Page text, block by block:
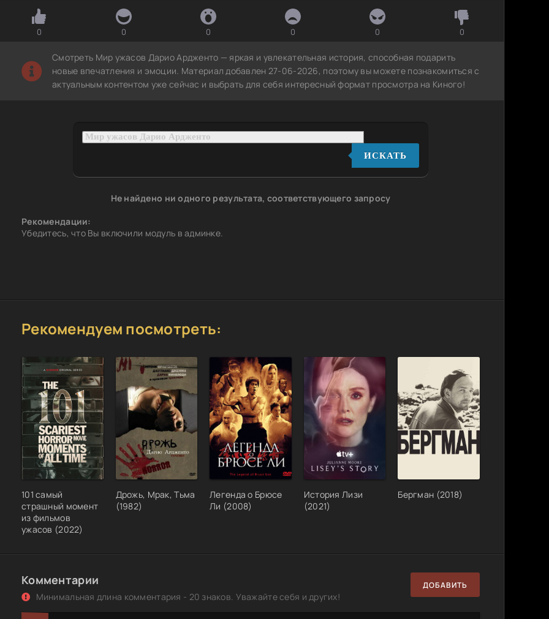
0 0 0 0 0 0
Смотреть Мир ужасов Дарио Ардженто — яркая и увлекательная история, способная подарить
новые впечатления и эмоции. Материал добавлен 27-06-2026, поэтому вы можете познакомиться с
актуальным контентом уже сейчас и выбрать для себя интересный формат просмотра на Киного!
ИСКАТЬ
Не найдено ни одного результата, соответствующего запросу
Рекомендации:
Убедитесь, что Вы включили модуль в админке.
Рекомендуем посмотреть:
101 самый
страшный момент
из фильмов
ужасов (2022)
Дрожь, Мрак, Тьма
(1982)
Легенда о Брюсе
Ли (2008)
История Лизи
(2021)
Бергман (2018)
Комментарии
Минимальная длина комментария - 20 знаков. Уважайте себя и других!
ДОБАВИТЬ